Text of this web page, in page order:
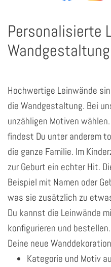
Personalisierte
Hochwertige Leinwände
die Wandgestaltung. Bei
unzähligen Motiven
findest Du unter anderem
die ganze Familie. Im
zur Geburt ein echter Hit.
Beispiel mit Namen oder
was sie zusätzlich zu
Du kannst die Leinwände
konfigurieren und
Deine neue
Kategorie und Motiv